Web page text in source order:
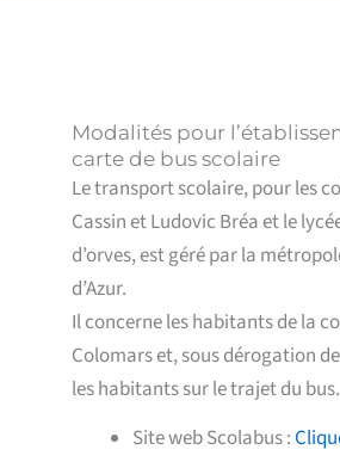
Modalités pour
carte de bus scolaire
Le transport scolaire, pour les
Cassin et Ludovic Bréa et le
d’orves, est géré par la
d’Azur.
Il concerne les habitants de la
Colomars et, sous dérogation
les habitants sur le trajet du bus.
Site web Scolabus :